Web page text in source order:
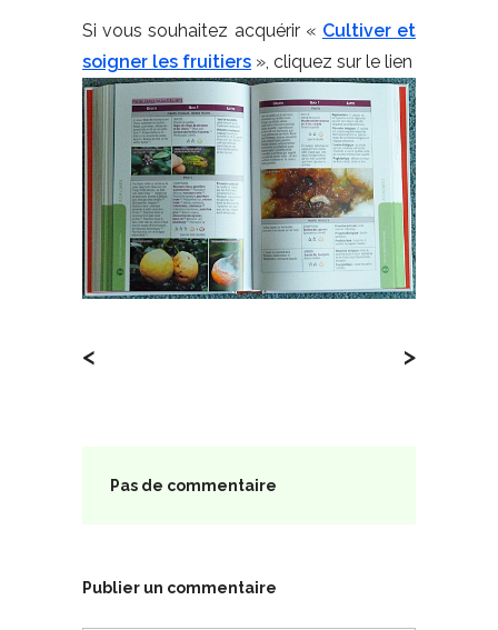
Si vous souhaitez acquérir « Cultiver et
soigner les fruitiers », cliquez sur le lien
< >
Pas de commentaire
Publier un commentaire